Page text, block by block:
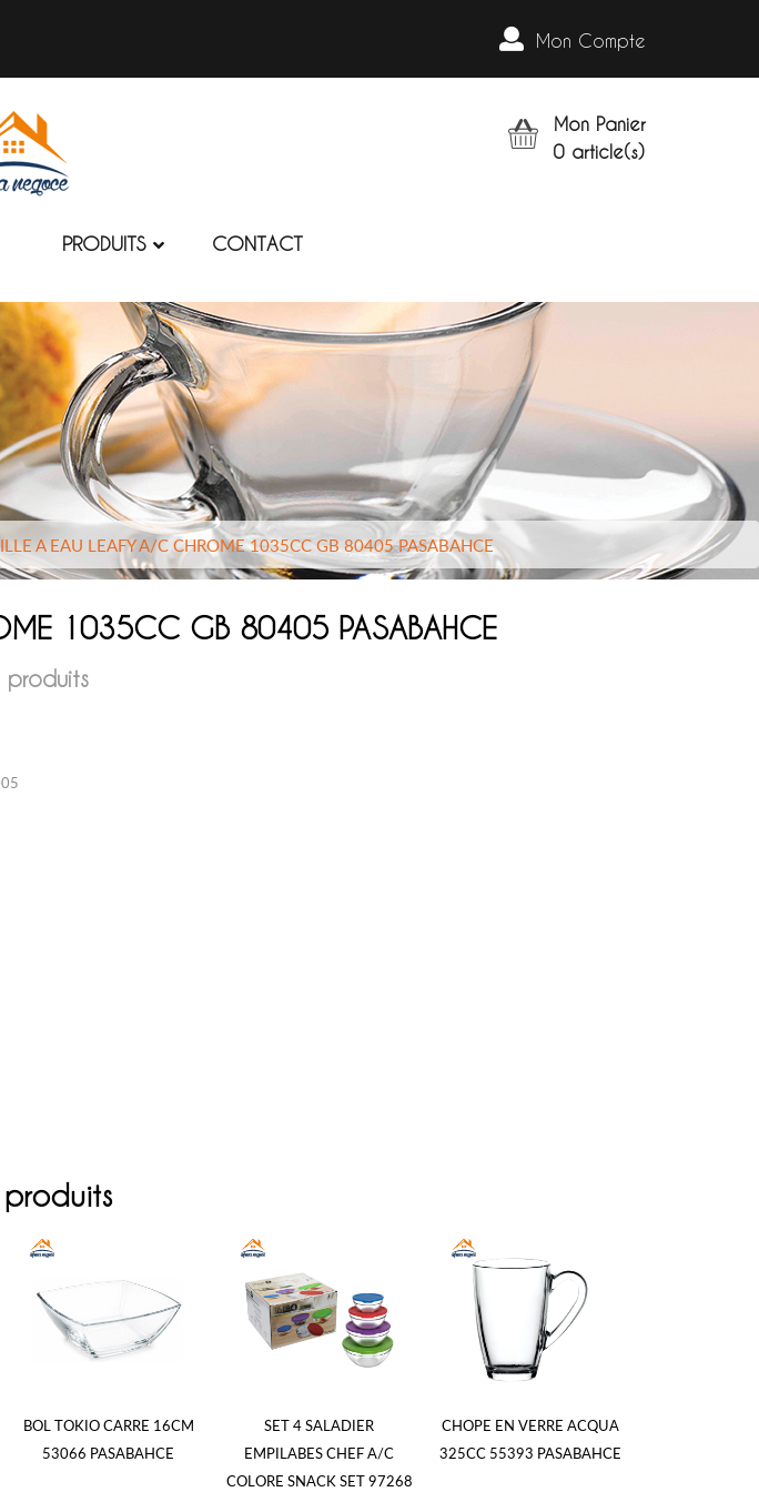
Mon Compte
Mon Panier
0 article(s)
PRODUITS CONTACT
A EAU LEAFY A/C CHROME 1035CC GB 80405 PASABAHCE
1035CC GB 80405 PASABAHCE
produits
produits
BOL TOKIO CARRE 16CM
53066 PASABAHCE
SET 4 SALADIER
EMPILABES CHEF A/C
COLORE SNACK SET 97268
CHOPE EN VERRE ACQUA
325CC 55393 PASABAHCE